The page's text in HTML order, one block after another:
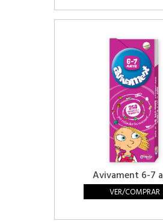
Avivament 6-7
VER/COMPRAR